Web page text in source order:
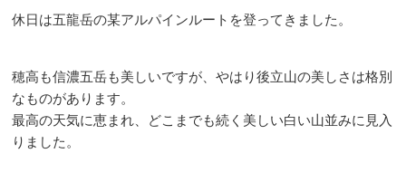
休日は五龍岳の某アルパインルートを登ってきました。
穂高も信濃五岳も美しいですが、やはり後立山の美しさは格別
なものがあります。
最高の天気に恵まれ、どこまでも続く美しい白い山並みに見入
りました。